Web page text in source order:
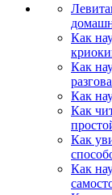
Как
Как
Как
Как
Как
Как